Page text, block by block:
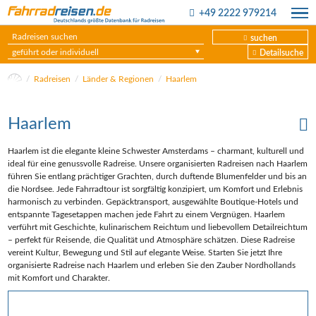
+49 2222 979214
suchen
geführt oder individuell
Detailsuche
Radreisen Länder & Regionen Haarlem
Haarlem
Haarlem ist die elegante kleine Schwester Amsterdams – charmant, kulturell und
ideal für eine genussvolle Radreise. Unsere organisierten Radreisen nach Haarlem
führen Sie entlang prächtiger Grachten, durch duftende Blumenfelder und bis an
die Nordsee. Jede Fahrradtour ist sorgfältig konzipiert, um Komfort und Erlebnis
harmonisch zu verbinden. Gepäcktransport, ausgewählte Boutique-Hotels und
entspannte Tagesetappen machen jede Fahrt zu einem Vergnügen. Haarlem
verführt mit Geschichte, kulinarischem Reichtum und liebevollem Detailreichtum
– perfekt für Reisende, die Qualität und Atmosphäre schätzen. Diese Radreise
vereint Kultur, Bewegung und Stil auf elegante Weise. Starten Sie jetzt Ihre
organisierte Radreise nach Haarlem und erleben Sie den Zauber Nordhollands
mit Komfort und Charakter.